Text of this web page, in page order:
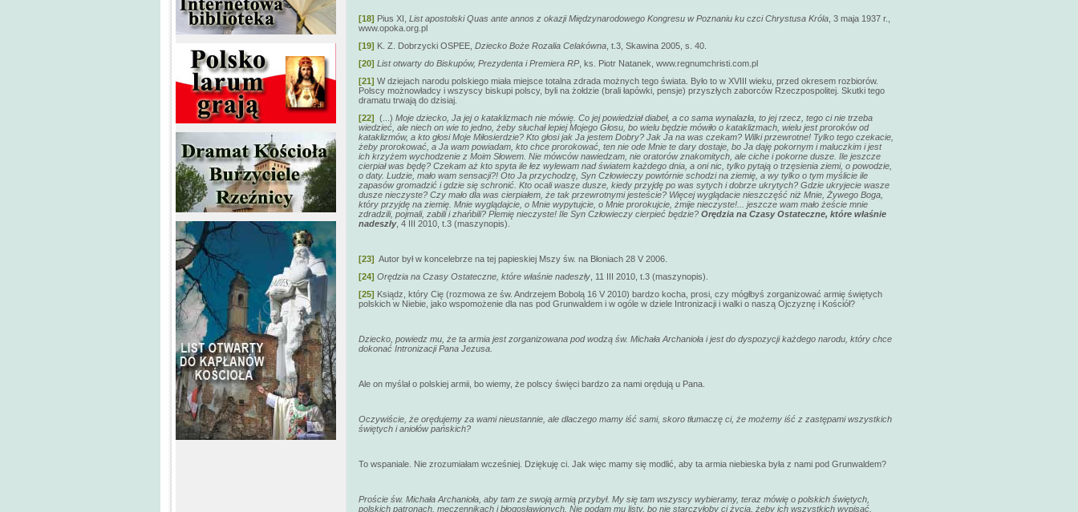
[18] Pius XI, List apostolski Quas ante annos z okazji Międzynarodowego Kongresu w Poznaniu ku czci Chrystusa Króla , 3 maja 1937 r.,
www.opoka.org.pl
[19] K. Z. Dobrzycki OSPEE, Dziecko Boże Rozalia Celakówna , t.3, Skawina 2005, s. 40.
[20] List otwarty do Biskupów, Prezydenta i Premiera RP, ks. Piotr Natanek, www.regnumchristi.com.pl
[21] W dziejach narodu polskiego miała miejsce totalna zdrada możnych tego świata. Było to w XVIII wieku, przed okresem rozbiorów.
Polscy możnowładcy i wszyscy biskupi polscy, byli na żołdzie (brali łapówki, pensje) przyszłych zaborców Rzeczpospolitej. Skutki tego
dramatu trwają do dzisiaj.
[22] (...) Moje dziecko, Ja jej o kataklizmach nie mówię. Co jej powiedział diabeł, a co sama wynalazła, to jej rzecz, tego ci nie trzeba
wiedzieć, ale niech on wie to jedno, żeby słuchał lepiej Mojego Głosu, bo wielu będzie mówiło o kataklizmach, wielu jest proroków od
kataklizmów, a kto głosi Moje Miłosierdzie? Kto głosi jak Ja jestem Dobry? Jak Ja na was czekam? Wilki przewrotne! Tylko tego czekacie,
żeby prorokować, a Ja wam powiadam, kto chce prorokować, ten nie ode Mnie te dary dostaje, bo Ja daję pokornym i maluczkim i jest
ich krzyżem wychodzenie z Moim Słowem. Nie mówców nawiedzam, nie oratorów znakomitych, ale ciche i pokorne dusze. Ile jeszcze
cierpiał was będę? Czekam aż kto spyta ile łez wylewam nad światem każdego dnia, a oni nic, tylko pytają o trzęsienia ziemi, o powodzie,
o daty. Ludzie, mało wam sensacji?! Oto Ja przychodzę, Syn Człowieczy powtórnie schodzi na ziemię, a wy tylko o tym myślicie ile
zapasów gromadzić i gdzie się schronić. Kto ocali wasze dusze, kiedy przyjdę po was sytych i dobrze ukrytych? Gdzie ukryjecie wasze
dusze nieczyste? Czy mało dla was cierpiałem, że tak przewrotnymi jesteście? Więcej wyglądacie nieszczęść niż Mnie, Żywego Boga,
który przyjdę na ziemię. Mnie wyglądajcie, o Mnie wypytujcie, o Mnie prorokujcie, żmije nieczyste!... jeszcze wam mało żeście mnie
zdradzili, pojmali, zabili i zhańbili? Plemię nieczyste! Ile Syn Człowieczy cierpieć będzie? Orędzia na Czasy Ostateczne, które właśnie
nadeszły, 4 III 2010, t.3 (maszynopis).
[23] Autor był w koncelebrze na tej papieskiej Mszy św. na Błoniach 28 V 2006.
[24] Orędzia na Czasy Ostateczne, które właśnie nadeszły , 11 III 2010, t.3 (maszynopis).
[25] Ksiądz, który Cię (rozmowa ze św. Andrzejem Bobolą 16 V 2010) bardzo kocha, prosi, czy mógłbyś zorganizować armię świętych
polskich w Niebie, jako wspomożenie dla nas pod Grunwaldem i w ogóle w dziele Intronizacji i walki o naszą Ojczyznę i Kościół?
Dziecko, powiedz mu, że ta armia jest zorganizowana pod wodzą św. Michała Archanioła i jest do dyspozycji każdego narodu, który chce
dokonać Intronizacji Pana Jezusa.
Ale on myślał o polskiej armii, bo wiemy, że polscy święci bardzo za nami orędują u Pana.
Oczywiście, że orędujemy za wami nieustannie, ale dlaczego mamy iść sami, skoro tłumaczę ci, że możemy iść z zastępami wszystkich
świętych i aniołów pańskich?
To wspaniale. Nie zrozumiałam wcześniej. Dziękuję ci. Jak więc mamy się modlić, aby ta armia niebieska była z nami pod Grunwaldem?
Proście św. Michała Archanioła, aby tam ze swoją armią przybył. My się tam wszyscy wybieramy, teraz mówię o polskich świętych,
polskich patronach, męczennikach i błogosławionych. Nie podam mu listy, bo nie starczyłoby ci życia, żeby ich wszystkich wypisać.